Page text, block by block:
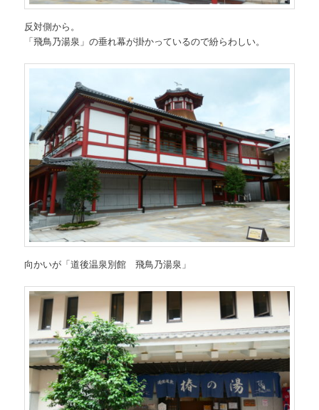
反対側から。
「飛鳥乃湯泉」の垂れ幕が掛かっているので紛らわしい。
向かいが「道後温泉別館 飛鳥乃湯泉」